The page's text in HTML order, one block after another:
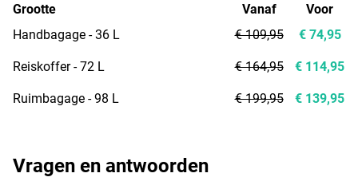
Vragen en antwoorden
Grootte
Handbagage - 36 L
Reiskoffer - 72 L
Ruimbagage - 98 L
Vanaf
€ 109,95
€ 164,95
€ 199,95
Voor
€ 74,95
€ 114,95
€ 139,95